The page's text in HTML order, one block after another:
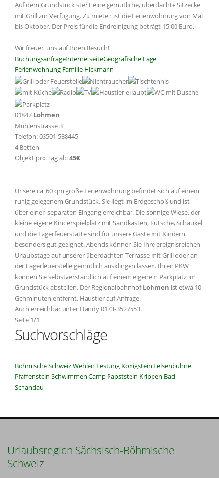
Auf dem Grundstück steht eine gemütliche, überdachte Sitzecke
mit Grill zur Verfügung. Zu mieten ist die Ferienwohnung von Mai
bis Oktober. Der Preis für die Endreinigung beträgt 15,00 Euro.
Wir freuen uns auf Ihren Besuch!
BuchungsanfrageInternetseiteGeografische Lage
Ferienwohnung Familie Hickmann
01847 Lohmen
Mühlenstrasse 3
Telefon: 03501 588445
4 Betten
Objekt pro Tag ab:45€
Unsere ca. 60 qm große Ferienwohnung befindet sich auf einem
ruhig gelegenem Grundstück. Sie liegt im Erdgeschoß und ist
über einen separaten Eingang erreichbar. Die sonnige Wiese, der
kleine eigene Kinderspielplatz mit Sandkasten, Rutsche, Schaukel
und die Lagerfeuerstätte sind für unsere Gäste mit Kindern
besonders gut geeignet. Abends können Sie Ihre ereignisreichen
Urlaubstage auf unserer überdachten Terrasse mit Grill oder an
der Lagerfeuerstelle gemütlich ausklingen lassen. Ihren PKW
können Sie selbstverständlich auf einem eigenem Parkplatz im
Grundstück abstellen. Der RegionalbahnhofLohmen ist etwa 10
Gehminuten entfernt. Haustier auf Anfrage.
Auch erreichbar unter Handy 0173-3527553.
Seite 1/1
Suchvorschläge
Böhmische SchweizWehlen Festung Königstein Felsenbühne
Pfaffenstein Schwimmen Camp Papststein Krippen Bad
Schandau
Urlaubsregion Sächsisch-Böhmische
Schweiz